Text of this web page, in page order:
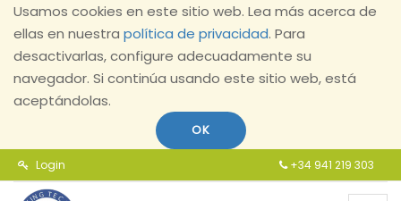
Usamos cookies en este sitio web. Lea más acerca de
ellas en nuestra política de privacidad. Para
desactivarlas, configure adecuadamente su
navegador. Si continúa usando este sitio web, está
aceptándolas.
OK
+34 941 219 303
Login